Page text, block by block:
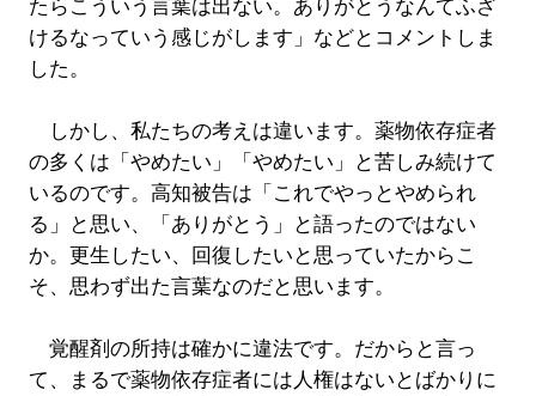
たらこういう言葉は出ない。ありがとうなんてふざ
けるなっていう感じがします」などとコメントしま
した。
しかし、私たちの考えは違います。薬物依存症者
の多くは「やめたい」「やめたい」と苦しみ続けて
いるのです。高知被告は「これでやっとやめられ
る」と思い、「ありがとう」と語ったのではない
か。更生したい、回復したいと思っていたからこ
そ、思わず出た言葉なのだと思います。
覚醒剤の所持は確かに違法です。だからと言っ
て、まるで薬物依存症者には人権はないとばかりに